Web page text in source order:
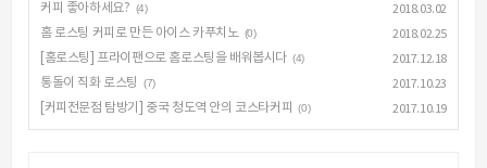
커피 좋아하세요? (4)
2018.03.02
홈 로스팅 커피로 만든 아이스 카푸치노 (0)
2018.02.25
[홈로스팅] 프라이팬으로 홈로스팅을 배워봅시다 (4)
2017.12.18
통돌이 직화 로스팅
(7)
2017.10.23
[커피전문점 탐방기] 중국 청도역 안의 코스타커피
(0) 2017.10.19